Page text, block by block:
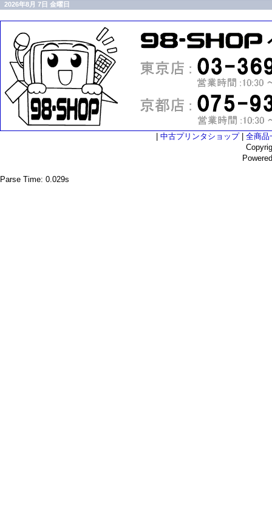
2026年8月 7日 金曜日
中古プリンタショップ| 全商品
Parse Time: 0.029s